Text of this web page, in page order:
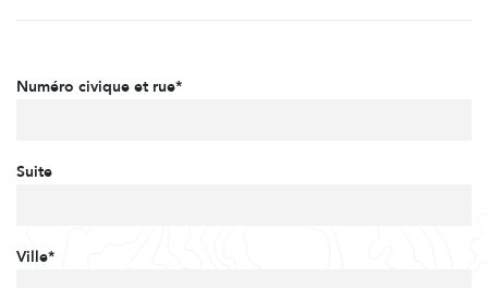
Numéro civique et rue*
Suite
Ville*